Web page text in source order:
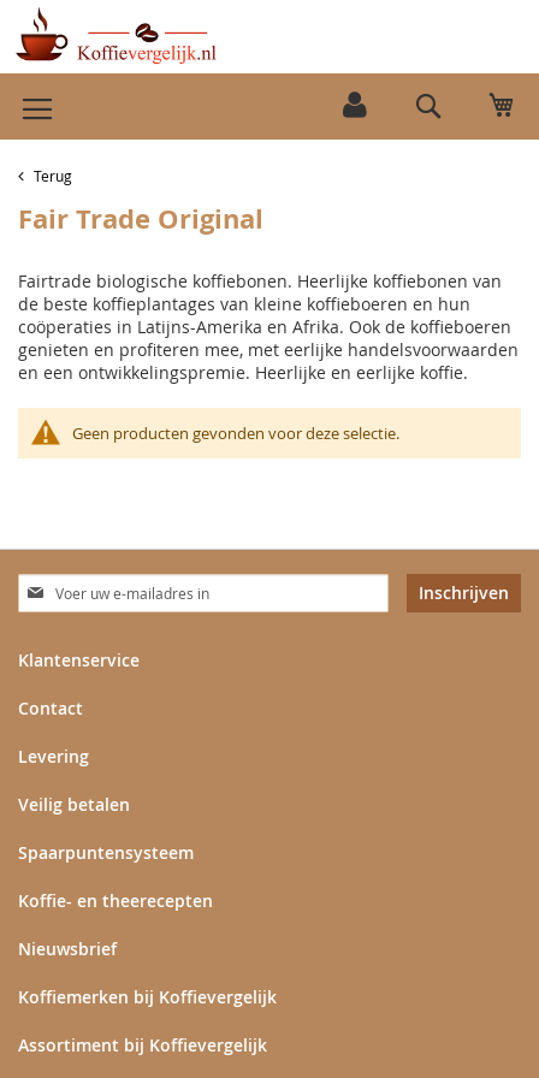
naar
Search
Terug
Fair Trade Original
Fairtrade biologische koffiebonen. Heerlijke koffiebonen van
de beste koffieplantages van kleine koffieboeren en hun
coöperaties in Latijns-Amerika en Afrika. Ook de koffieboeren
genieten en profiteren mee, met eerlijke handelsvoorwaarden
en een ontwikkelingspremie. Heerlijke en eerlijke koffie.
Geen producten gevonden voor deze selectie.
Abonneer
u
onze
Inschrijven
Klantenservice
Contact
Levering
Veilig betalen
Spaarpuntensysteem
Koffie- en theerecepten
Nieuwsbrief
Koffiemerken bij Koffievergelijk
Assortiment bij Koffievergelijk